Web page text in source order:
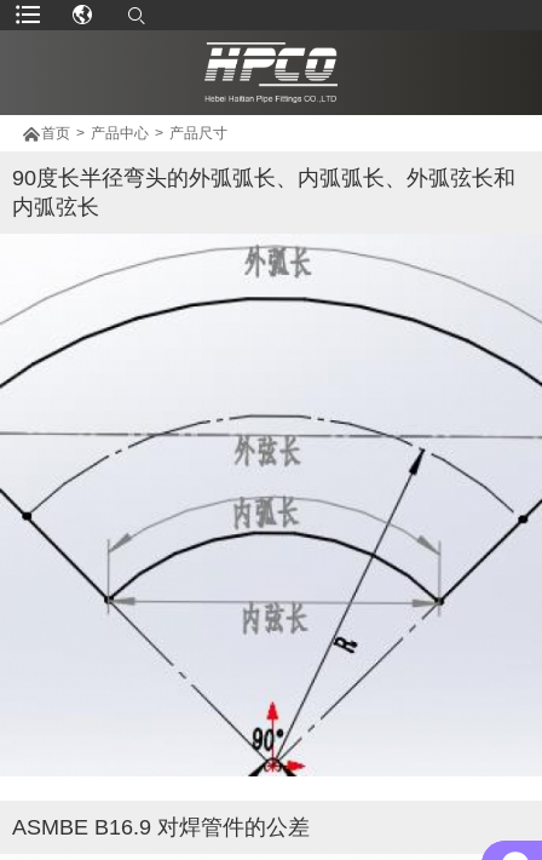
首页 > 产品中心 > 产品尺寸
90度长半径弯头的外弧弧长、内弧弧长、外弧弦长和
内弧弦长
ASMBE B16.9 对焊管件的公差